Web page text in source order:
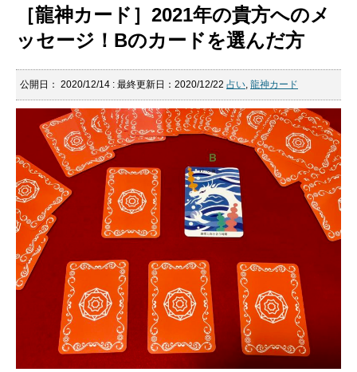
［龍神カード］2021年の貴方へのメ
ッセージ！Bのカードを選んだ方
公開日： 2020/12/14 : 最終更新日：2020/12/22 占い, 龍神カード